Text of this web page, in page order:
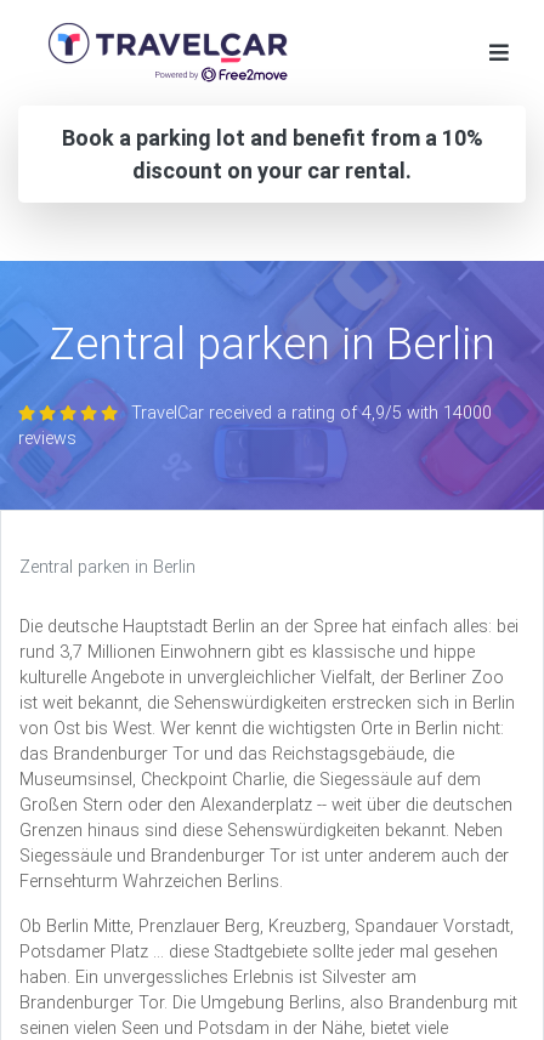
Book a parking lot and benefit from a 10%
discount on your car rental.
Zentral parken in Berlin
TravelCar received a rating of 4,9/5 with 14000
reviews
Zentral parken in Berlin
Die deutsche Hauptstadt Berlin an der Spree hat einfach alles: bei
rund 3,7 Millionen Einwohnern gibt es klassische und hippe
kulturelle Angebote in unvergleichlicher Vielfalt, der Berliner Zoo
ist weit bekannt, die Sehenswürdigkeiten erstrecken sich in Berlin
von Ost bis West. Wer kennt die wichtigsten Orte in Berlin nicht:
das Brandenburger Tor und das Reichstagsgebäude, die
Museumsinsel, Checkpoint Charlie, die Siegessäule auf dem
Großen Stern oder den Alexanderplatz -- weit über die deutschen
Grenzen hinaus sind diese Sehenswürdigkeiten bekannt. Neben
Siegessäule und Brandenburger Tor ist unter anderem auch der
Fernsehturm Wahrzeichen Berlins.
Ob Berlin Mitte, Prenzlauer Berg, Kreuzberg, Spandauer Vorstadt,
Potsdamer Platz … diese Stadtgebiete sollte jeder mal gesehen
haben. Ein unvergessliches Erlebnis ist Silvester am
Brandenburger Tor. Die Umgebung Berlins, also Brandenburg mit
seinen vielen Seen und Potsdam in der Nähe, bietet viele